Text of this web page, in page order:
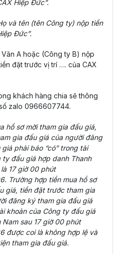
Hiệp Đức”.
và tên (tên Công ty) nộp tiền
Đức”.
A hoặc (Công ty B) nộp
đặt trước vị trí …. của CAX
khách hàng chia sẽ thông
zalo 0966607744.
hồ sơ mời tham gia đấu giá,
gia đấu giá của người đăng
phải báo “có” trong tài
ty đấu giá hợp danh Thanh
17 giờ 00 phút
Trường hợp tiền mua hồ sơ
giá, tiền đặt trước tham gia
đăng ký tham gia đấu giá
khoản của Công ty đấu giá
Nam sau 17 giờ 00 phút
được coi là không hợp lệ và
tham gia đấu giá.